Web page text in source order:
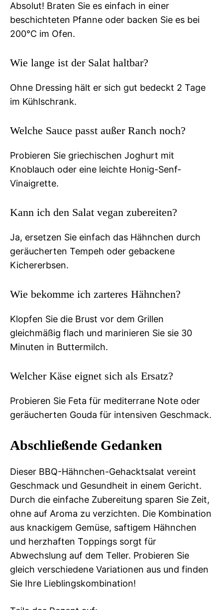
Absolut! Braten Sie es einfach in einer
beschichteten Pfanne oder backen Sie es bei
200°C im Ofen.
Wie lange ist der Salat haltbar?
Ohne Dressing hält er sich gut bedeckt 2 Tage
im Kühlschrank.
Welche Sauce passt außer Ranch noch?
Probieren Sie griechischen Joghurt mit
Knoblauch oder eine leichte Honig-Senf-
Vinaigrette.
Kann ich den Salat vegan zubereiten?
Ja, ersetzen Sie einfach das Hähnchen durch
geräucherten Tempeh oder gebackene
Kichererbsen.
Wie bekomme ich zarteres Hähnchen?
Klopfen Sie die Brust vor dem Grillen
gleichmäßig flach und marinieren Sie sie 30
Minuten in Buttermilch.
Welcher Käse eignet sich als Ersatz?
Probieren Sie Feta für mediterrane Note oder
geräucherten Gouda für intensiven Geschmack.
Abschließende Gedanken
Dieser BBQ-Hähnchen-Gehacktsalat vereint
Geschmack und Gesundheit in einem Gericht.
Durch die einfache Zubereitung sparen Sie Zeit,
ohne auf Aroma zu verzichten. Die Kombination
aus knackigem Gemüse, saftigem Hähnchen
und herzhaften Toppings sorgt für
Abwechslung auf dem Teller. Probieren Sie
gleich verschiedene Variationen aus und finden
Sie Ihre Lieblingskombination!